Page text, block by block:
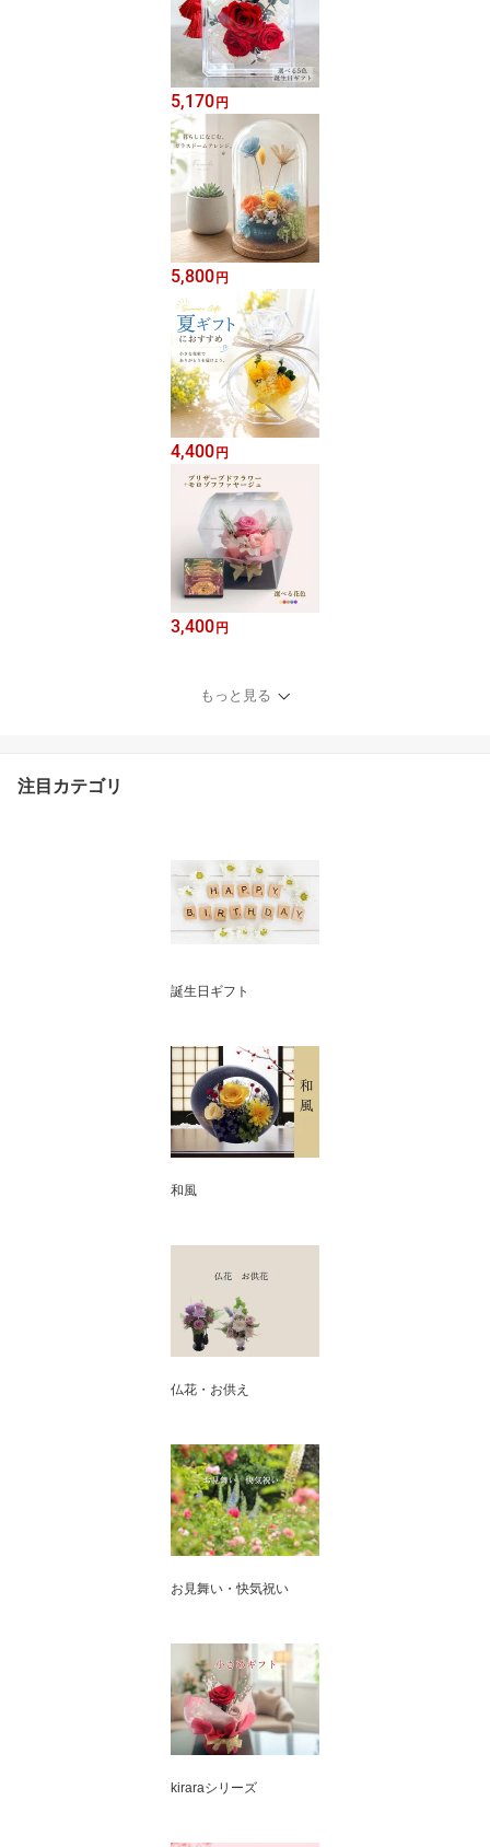
5,170円
5,800円
4,400円
3,400円
もっと見る
注目カテゴリ
誕生日ギフト
和風
仏花・お供え
お見舞い・快気祝い
kiraraシリーズ